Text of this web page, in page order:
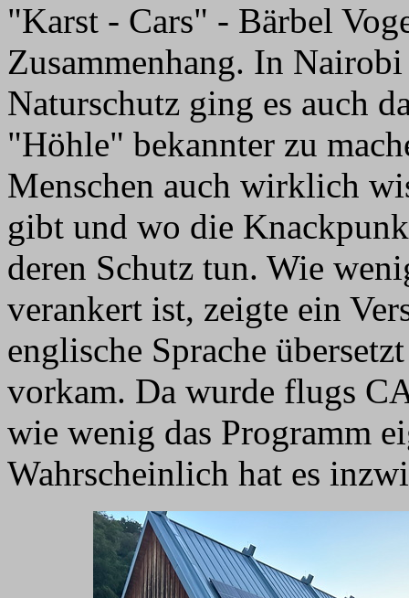
"Karst - Cars" - Bärbel
Zusammenhang. In
Naturschutz ging es auch
"Höhle" bekannter zu
Menschen auch wirklich
gibt und wo die
deren Schutz tun. Wie
verankert ist, zeigte ein
englische Sprache
vorkam. Da wurde flugs
wie wenig das Programm
Wahrscheinlich hat es